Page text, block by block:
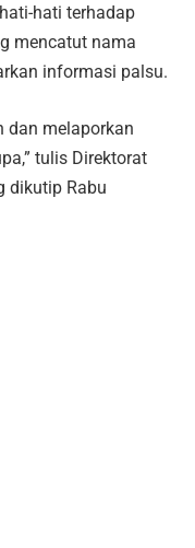
hati terhadap
mencatut nama
informasi palsu.
dan melaporkan
tulis Direktorat
dikutip Rabu